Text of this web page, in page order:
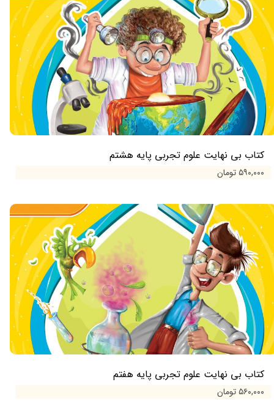
کتاب بی نهایت علوم تجربی پایه هشتم
۵۹۰,۰۰۰ تومان
کتاب بی نهایت علوم تجربی پایه هفتم
۵۶۰,۰۰۰ تومان